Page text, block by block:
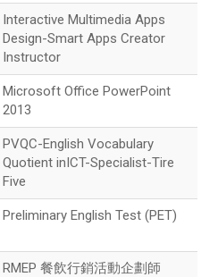
Interactive Multimedia Apps
Design-Smart Apps Creator
Instructor
Microsoft Office PowerPoint
2013
PVQC-English Vocabulary
Quotient inICT-Specialist-Tire
Five
Preliminary English Test (PET)
RMEP 餐飲行銷活動企劃師